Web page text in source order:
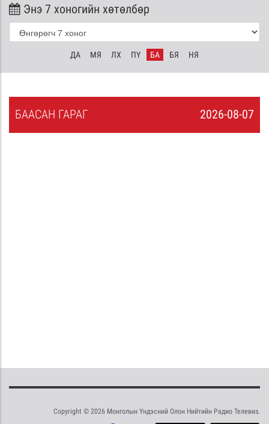
Энэ 7 хоногийн хөтөлбөр
ДА МЯ ЛХ ПҮ БА БЯ НЯ
2026-08-07
БААСАН ГАРАГ
Copyright © 2026 Монголын Үндэсний Олон Нийтийн Радио Телевиз.